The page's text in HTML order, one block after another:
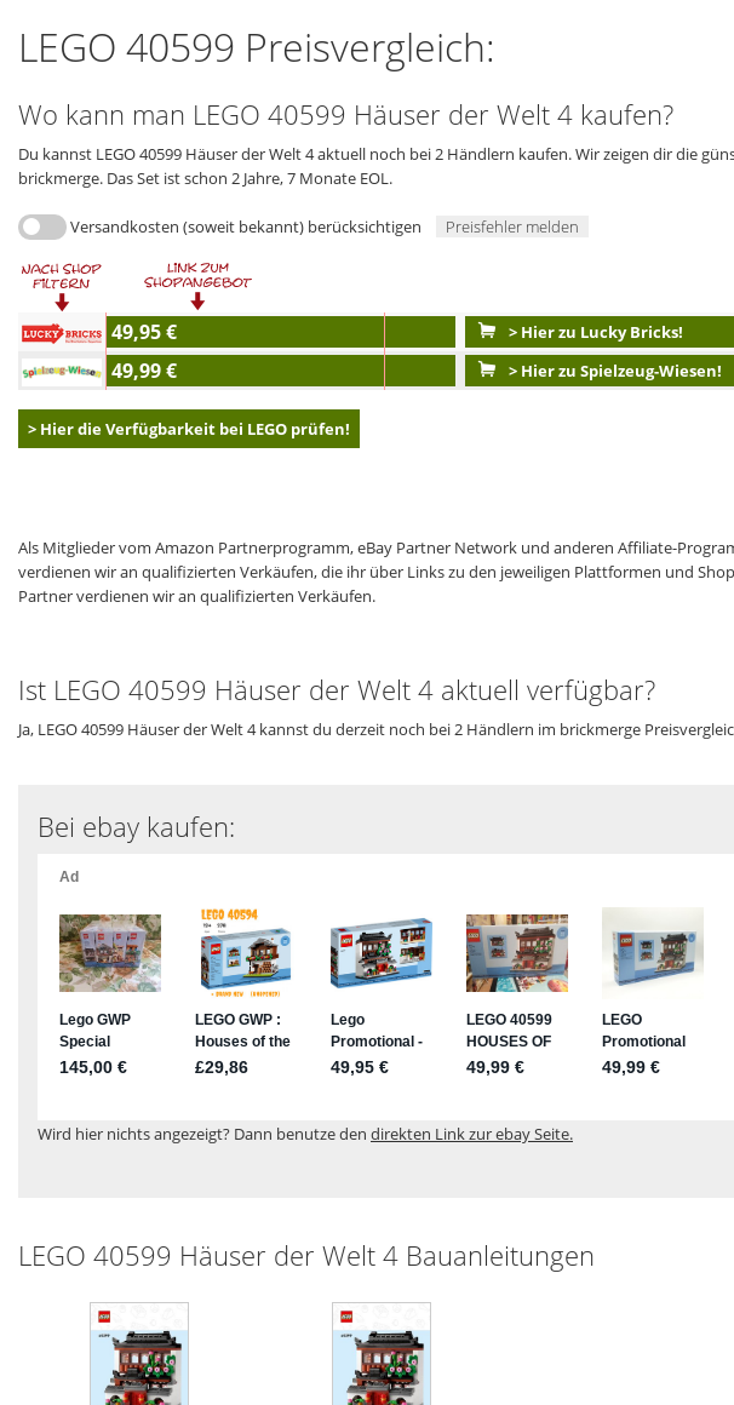
LEGO 40599 Preisvergleich:
Wo kann man LEGO 40599 Häuser der Welt 4 kaufen?
Du kannst LEGO 40599 Häuser der Welt 4 aktuell noch bei 2 Händlern kaufen. Wir zeigen dir die
brickmerge. Das Set ist schon 2 Jahre, 7 Monate EOL.
Versandkosten (soweit bekannt) berücksichtigen Preisfehler melden
49,95 € > Hier zu Lucky Bricks!
49,99 € > Hier zu Spielzeug-Wiesen!
> Hier die Verfügbarkeit bei LEGO prüfen!
Als Mitglieder vom Amazon Partnerprogramm, eBay Partner Network und anderen Affiliate-
verdienen wir an qualifizierten Verkäufen, die ihr über Links zu den jeweiligen Plattformen und
Partner verdienen wir an qualifizierten Verkäufen.
Ist LEGO 40599 Häuser der Welt 4 aktuell verfügbar?
Ja, LEGO 40599 Häuser der Welt 4 kannst du derzeit noch bei 2 Händlern im brickmerge
Bei ebay kaufen:
Wird hier nichts angezeigt? Dann benutze den direkten Link zur ebay Seite.
LEGO 40599 Häuser der Welt 4 Bauanleitungen